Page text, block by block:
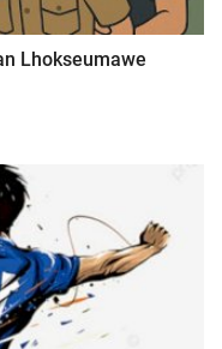
Lhokseumawe